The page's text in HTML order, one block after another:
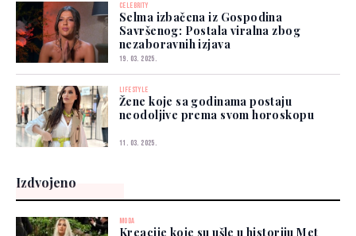
CELEBRITY
Selma izbačena iz Gospodina
Savršenog: Postala viralna zbog
nezaboravnih izjava
19. 03. 2025.
LIFESTYLE
Žene koje sa godinama postaju
neodoljive prema svom horoskopu
11. 03. 2025.
Izdvojeno
MODA
Kreacije koje su ušle u historiju Met